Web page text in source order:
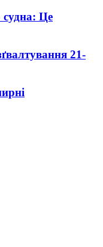
судна: Це
21-